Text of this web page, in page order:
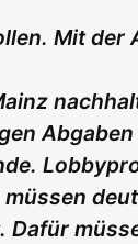
Mit der
Dafür